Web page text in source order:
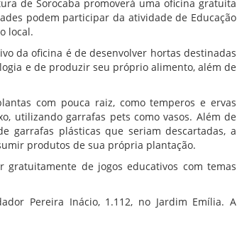
de Sorocaba promoverá uma oficina gratuita
podem participar da atividade de Educação
local.
da oficina é de desenvolver hortas destinadas
e de produzir seu próprio alimento, além de
com pouca raiz, como temperos e ervas
utilizando garrafas pets como vasos. Além de
garrafas plásticas que seriam descartadas, a
produtos de sua própria plantação.
de jogos educativos com temas
Pereira Inácio, 1.112, no Jardim Emília. A